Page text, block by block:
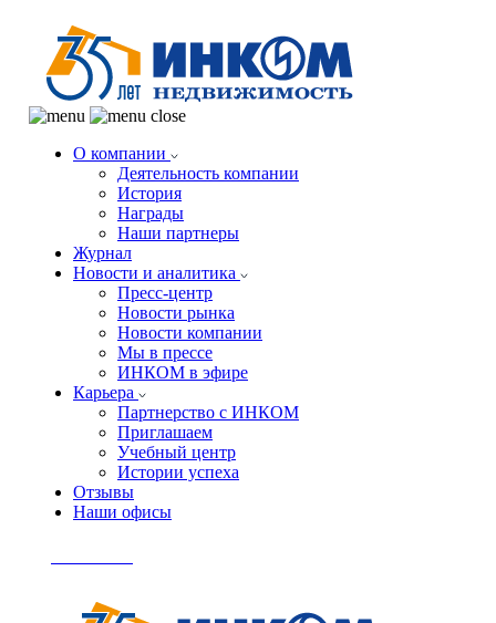
О компании
Деятельность компании
История
Награды
Наши партнеры
Журнал
Новости и аналитика
Пресс-центр
Новости рынка
Новости компании
Мы в прессе
ИНКОМ в эфире
Карьера
Партнерство с ИНКОМ
Приглашаем
Учебный центр
Истории успеха
Отзывы
Наши офисы